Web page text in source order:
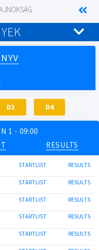
D3 D4
1 - 09:00
RESULTS
STARTLIST RESULTS
STARTLIST RESULTS
STARTLIST RESULTS
STARTLIST RESULTS
STARTLIST RESULTS